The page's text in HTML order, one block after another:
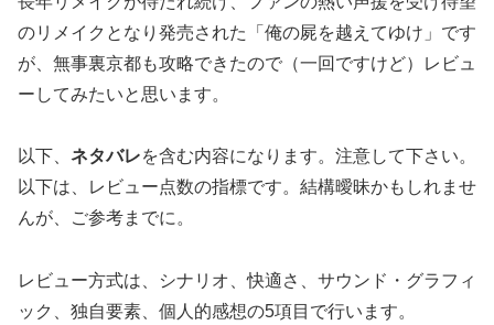
のリメイクとなり発売された「俺の屍を越えてゆけ」です
が、無事裏京都も攻略できたので（一回ですけど）レビュ
ーしてみたいと思います。
以下、 ネタバレを含む内容になります。注意して下さい。
以下は、レビュー点数の指標です。結構曖昧かもしれませ
んが、ご参考までに。
レビュー方式は、シナリオ、快適さ、サウンド・グラフィ
ック、独自要素、個人的感想の5項目で行います。